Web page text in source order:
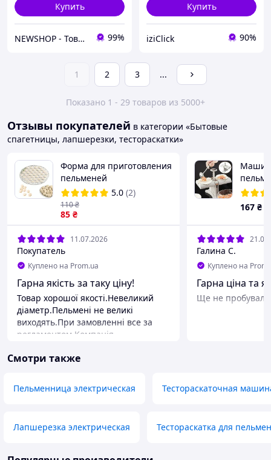
Купить
NEWSHOP - Товары для пикника 99%
Купить
iziClick 90%
1 2 3 ...
Показано 1 - 29 товаров из 5000+
Отзывы покупателей в категории «Бытовые
спагетницы, лапшерезки, тестораскатки»
Форма для приготовления
пельменей
металлическая
пельменница на 37
пельменей ХЭАЗ Уценка
5.0 (2)
85 ₴
110₴
11.07.2026
Покупатель
Куплено на Prom.ua
Гарна якість за таку ціну!
Товар хорошої якості.Невеликий
діаметр.Пельмені не великі
виходять.При замовленні все за
регламентом.Компанія
Преимущества
Недостатки
форма
167 ₴
Галина С.
Куплено на
Гарна ціна та
Ще не пробувала
Смотри также
Пельменница электрическая Тестораскаточная
Лапшерезка электрическая Тестораскатка для